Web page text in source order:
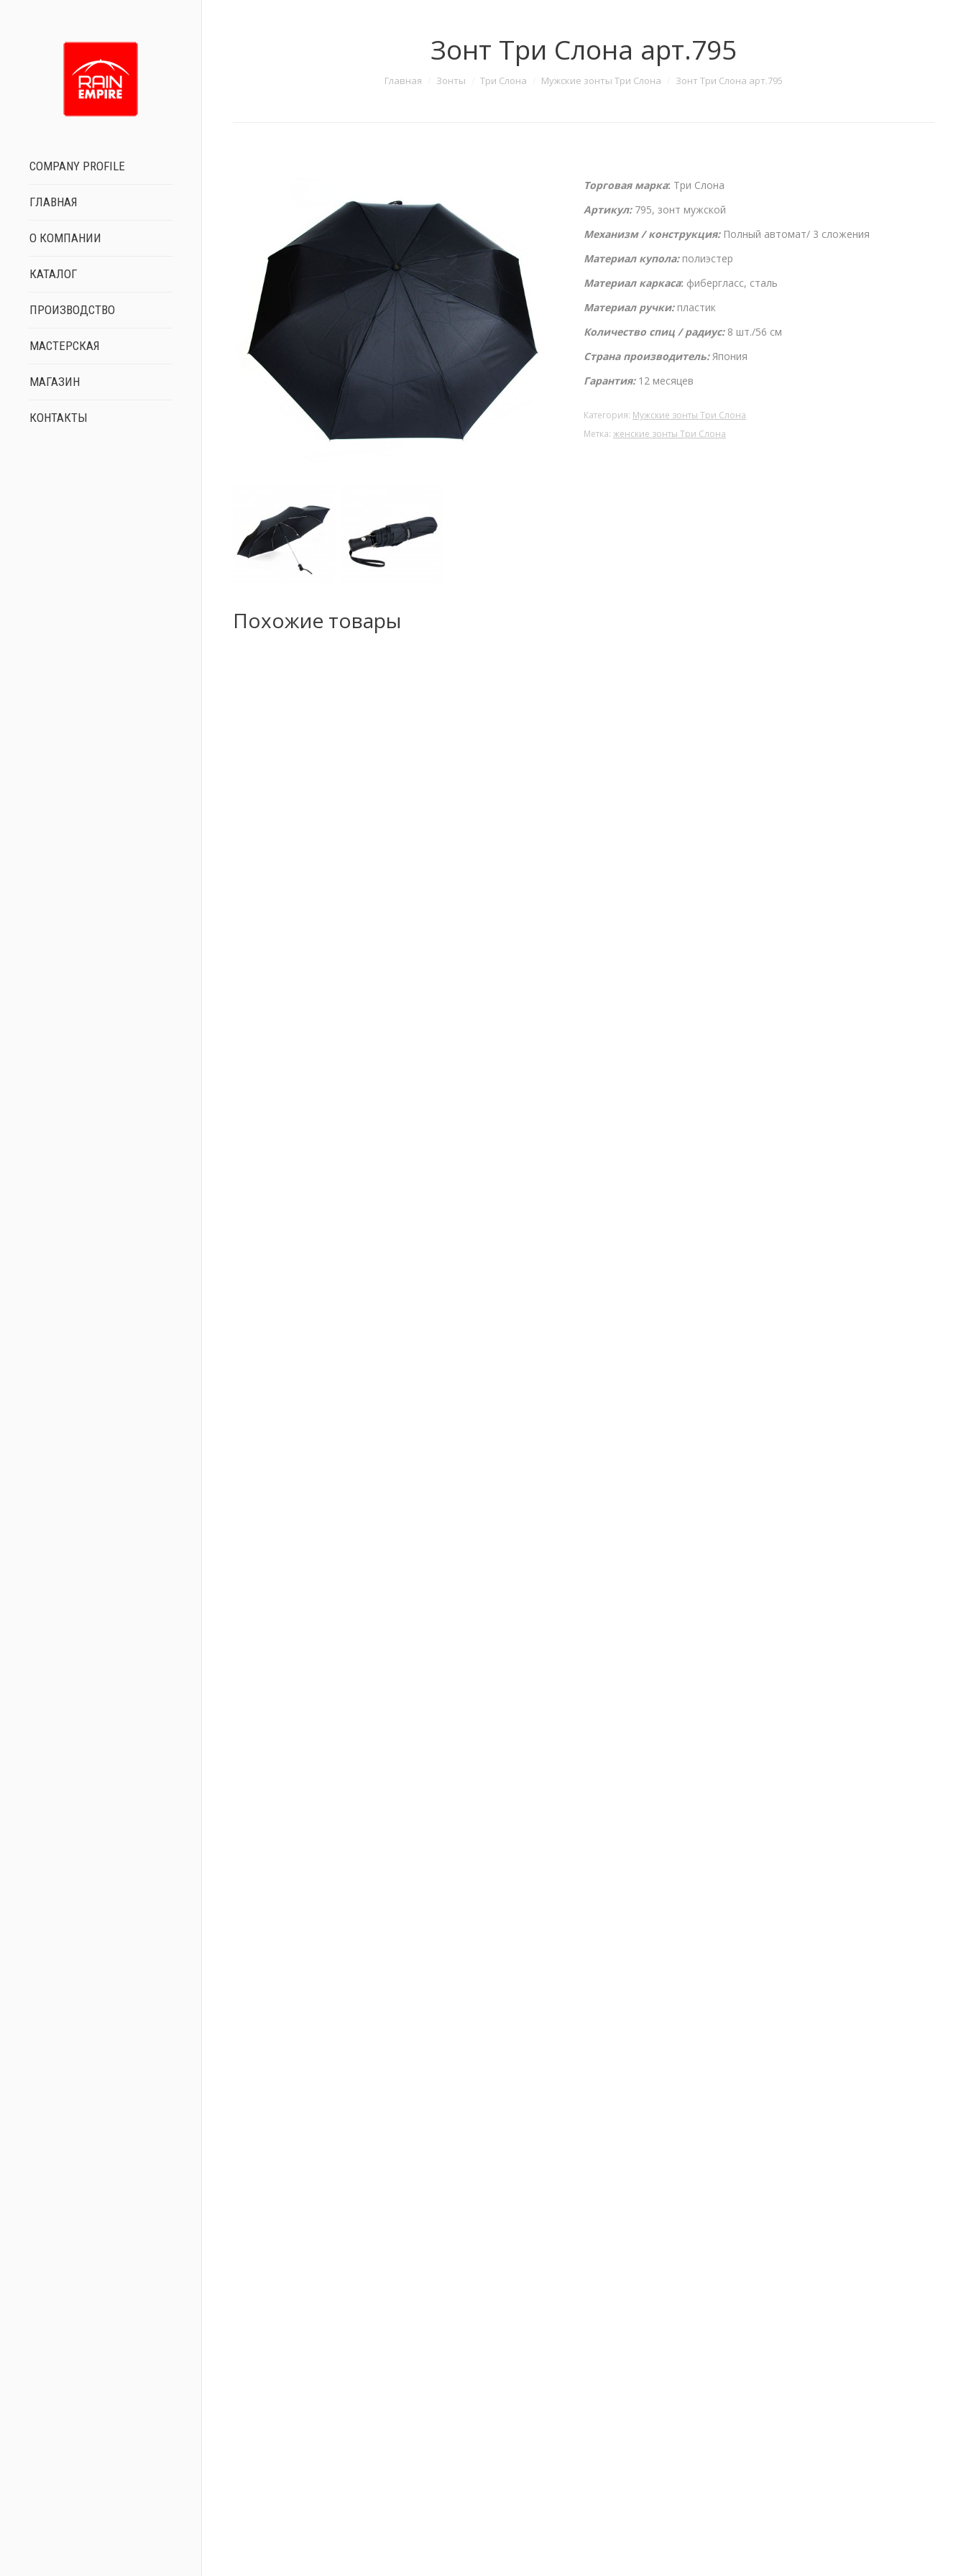
COMPANY PROFILE
ГЛАВНАЯ
О КОМПАНИИ
КАТАЛОГ
ПРОИЗВОДСТВО
МАСТЕРСКАЯ
МАГАЗИН
КОНТАКТЫ
Зонт Три Слона арт.795
Главная Зонты Три Слона Мужские зонты Три Слона Зонт Три Слона арт.795
Торговая марка: Три Слона
Артикул:795, зонт мужской
Механизм / конструкция:Полный автомат/ 3 сложения
Материал купола:полиэстер
Материал каркаса: фибергласс, сталь
Материал ручки:пластик
Количество спиц / радиус:8 шт./56 см
Страна производитель:Япония
Гарантия: 12 месяцев
Категория: Мужские зонты Три Слона
Метка: женские зонты Три Слона
Похожие товары